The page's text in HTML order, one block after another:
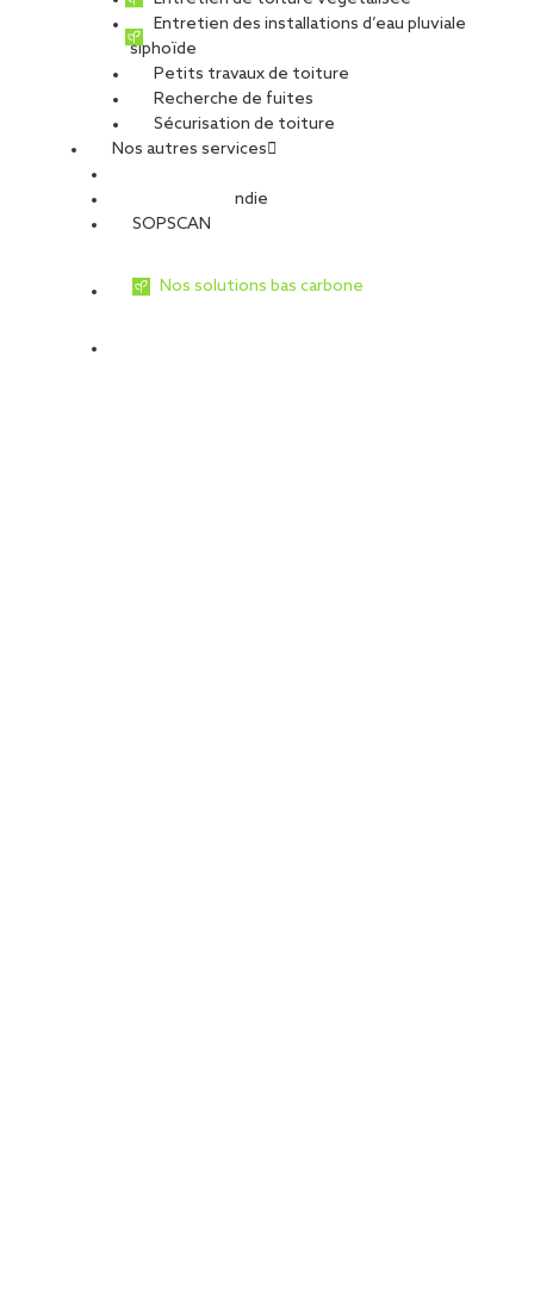
Entretien des installations d’eau pluviale
siphoïde
Petits travaux de toiture
Recherche de fuites
Sécurisation de toiture
Nos autres services
Sécurité Incendie
SOPSCAN
Nos solutions bas carbone